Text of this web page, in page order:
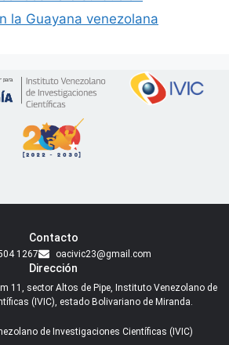
la Guayana venezolana
Contacto
1267 oacivic23@gmail.com
Dirección
11, sector Altos de Pipe, Instituto Venezolano de
(IVIC), estado Bolivariano de Miranda.
de Investigaciones Científicas (IVIC)